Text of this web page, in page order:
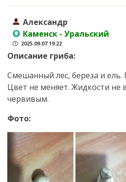
Александр
Каменск - Уральский
2025.09.07 19:22
Описание гриба:
Смешанный лес, береза и ель.
Цвет не меняет. Жидкости не
червивым.
Фото: